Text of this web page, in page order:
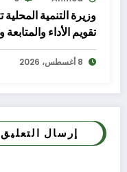
وزيرة التنمية
تقويم الأداء والمتابعة
8 أغسطس، 2026
إرسال التعليق